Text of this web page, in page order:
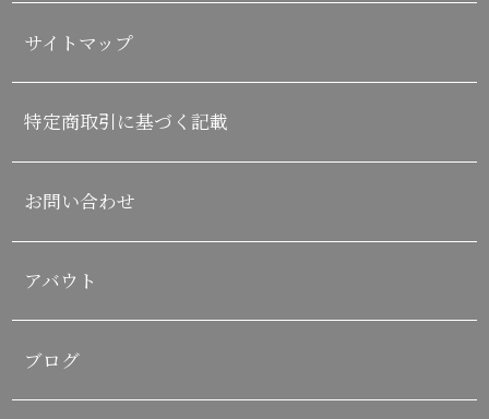
サイトマップ
特定商取引に基づく記載
お問い合わせ
アバウト
ブログ